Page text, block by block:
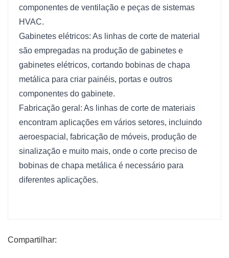
componentes de ventilação e peças de sistemas
HVAC.
Gabinetes elétricos: As linhas de corte de material
são empregadas na produção de gabinetes e
gabinetes elétricos, cortando bobinas de chapa
metálica para criar painéis, portas e outros
componentes do gabinete.
Fabricação geral: As linhas de corte de materiais
encontram aplicações em vários setores, incluindo
aeroespacial, fabricação de móveis, produção de
sinalização e muito mais, onde o corte preciso de
bobinas de chapa metálica é necessário para
diferentes aplicações.
Compartilhar: